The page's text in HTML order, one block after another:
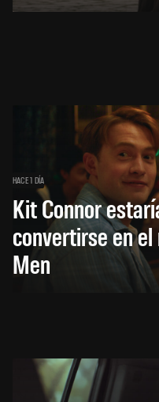
HACE 1 DÍA
Kit Connor
convertirse en
Men